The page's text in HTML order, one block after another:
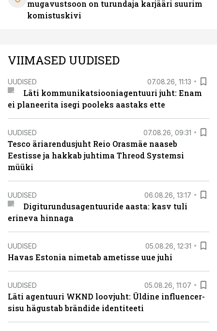
mugavustsoon on turundaja karjääri suurim
komistuskivi
VIIMASED UUDISED
UUDISED 07.08.26, 11:13
Läti kommunikatsiooniagentuuri juht: Enam
ei planeerita isegi pooleks aastaks ette
UUDISED 07.08.26, 09:31
Tesco äriarendusjuht Reio Orasmäe naaseb
Eestisse ja hakkab juhtima Threod Systemsi
müüki
UUDISED 06.08.26, 13:17
Digiturundusagentuuride aasta: kasv tuli
erineva hinnaga
UUDISED 05.08.26, 12:31
Havas Estonia nimetab ametisse uue juhi
UUDISED 05.08.26, 11:07
Läti agentuuri WKND loovjuht: Üldine influencer-
sisu hägustab brändide identiteeti